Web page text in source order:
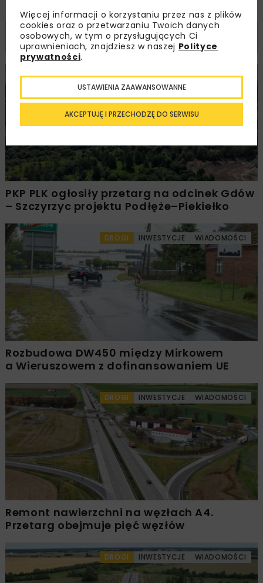
Powiązane artykuły
KOLEJ WIADOMOŚCI INWESTYCJE
PKP PLK ogłosiły przetarg na odcinek Gdów
– Szczyrzyc projektu Podłęże–Piekiełko
DROGI INWESTYCJE WIADOMOŚCI
Rozbudowa DW450 między Mirkowem
a Wieruszowem z dofinansowaniem UE
DROGI INWESTYCJE WIADOMOŚCI
Remont nawierzchni na węzłach A4.
Przetarg obejmuje pięć węzłów
DROGI INWESTYCJE WIADOMOŚCI
Więcej informacji o korzystaniu przez nas z plików
cookies oraz o przetwarzaniu Twoich danych
osobowych, w tym o przysługujących Ci
uprawnieniach, znajdziesz w naszej Polityce
prywatności.
AKCEPTUJĘ I PRZECHODZĘ DO SERWISU
USTAWIENIA ZAAWANSOWANNE